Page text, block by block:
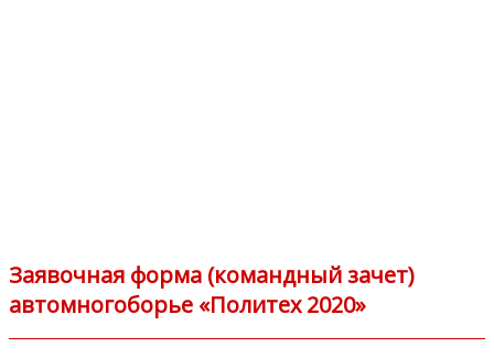
Заявочная форма (командный зачет)
автомногоборье «Политех 2020»